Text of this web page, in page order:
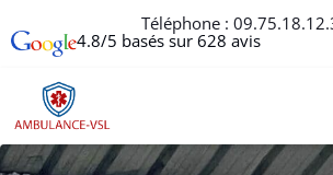
Téléphone :
4.8/5 basés sur 628 avis